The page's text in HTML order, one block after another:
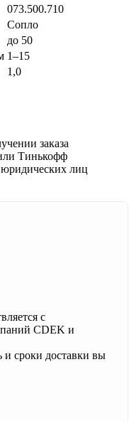
073.500.710
Сопло
до 50
1–15
1,0
заказа
Тинькофф
юридических лиц
с
CDEK и
и сроки доставки вы